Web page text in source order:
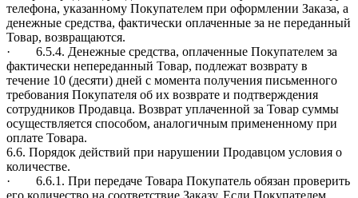
телефона, указанному Покупателем при оформлении Заказа, а
денежные средства, фактически оплаченные за не переданный
Товар, возвращаются.
· 6.5.4. Денежные средства, оплаченные Покупателем за
фактически непереданный Товар, подлежат возврату в
течение 10 (десяти) дней с момента получения письменного
требования Покупателя об их возврате и подтверждения
сотрудников Продавца. Возврат уплаченной за Товар суммы
осуществляется способом, аналогичным примененному при
оплате Товара.
6.6. Порядок действий при нарушении Продавцом условия о
количестве.
· 6.6.1. При передаче Товара Покупатель обязан проверить
его количество на соответствие Заказу. Если Покупателем